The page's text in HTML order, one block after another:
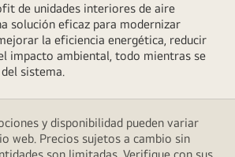
de unidades interiores de aire
solución eficaz para modernizar
la eficiencia energética, reducir
impacto ambiental, todo mientras se
sistema.
y disponibilidad pueden variar
web. Precios sujetos a cambio sin